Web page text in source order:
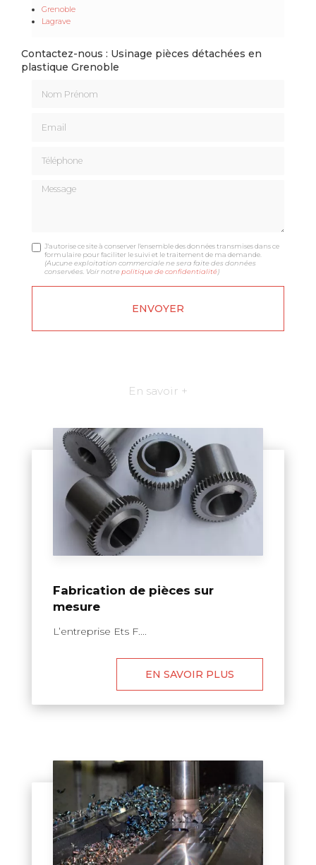
Grenoble
Lagrave
Contactez-nous : Usinage pièces détachées en
plastique Grenoble
Message
J'autorise ce site à conserver l'ensemble des données transmises dans ce
formulaire pour faciliter le suivi et le traitement de ma demande.
(Aucune exploitation commerciale ne sera faite des données
conservées. Voir notrepolitique de confidentialité)
En savoir +
Fabrication de pièces sur
mesure
L’entreprise Ets F....
EN SAVOIR PLUS